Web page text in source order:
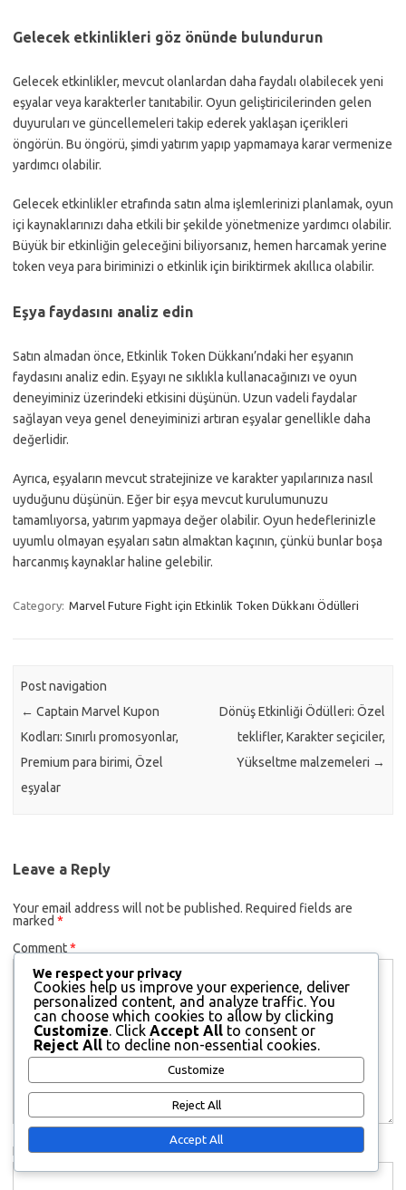
Gelecek etkinlikleri göz önünde bulundurun
Gelecek etkinlikler, mevcut olanlardan daha faydalı olabilecek yeni
eşyalar veya karakterler tanıtabilir. Oyun geliştiricilerinden gelen
duyuruları ve güncellemeleri takip ederek yaklaşan içerikleri
öngörün. Bu öngörü, şimdi yatırım yapıp yapmamaya karar vermenize
yardımcı olabilir.
Gelecek etkinlikler etrafında satın alma işlemlerinizi planlamak, oyun
içi kaynaklarınızı daha etkili bir şekilde yönetmenize yardımcı olabilir.
Büyük bir etkinliğin geleceğini biliyorsanız, hemen harcamak yerine
token veya para biriminizi o etkinlik için biriktirmek akıllıca olabilir.
Eşya faydasını analiz edin
Satın almadan önce, Etkinlik Token Dükkanı’ndaki her eşyanın
faydasını analiz edin. Eşyayı ne sıklıkla kullanacağınızı ve oyun
deneyiminiz üzerindeki etkisini düşünün. Uzun vadeli faydalar
sağlayan veya genel deneyiminizi artıran eşyalar genellikle daha
değerlidir.
Ayrıca, eşyaların mevcut stratejinize ve karakter yapılarınıza nasıl
uyduğunu düşünün. Eğer bir eşya mevcut kurulumunuzu
tamamlıyorsa, yatırım yapmaya değer olabilir. Oyun hedeflerinizle
uyumlu olmayan eşyaları satın almaktan kaçının, çünkü bunlar boşa
harcanmış kaynaklar haline gelebilir.
Category: Marvel Future Fight için Etkinlik Token Dükkanı Ödülleri
Post navigation
← Captain Marvel Kupon
Kodları: Sınırlı promosyonlar,
Premium para birimi, Özel
eşyalar
Dönüş Etkinliği Ödülleri: Özel
teklifler, Karakter seçiciler,
Yükseltme malzemeleri →
Leave a Reply
Your email address will not be published. Required fields are
marked *
Comment*
Name*
We respect your privacy
Cookies help us improve your experience, deliver
personalized content, and analyze traffic. You
can choose which cookies to allow by clicking
Customize. Click Accept All to consent or
Reject All to decline non-essential cookies.
Customize
Reject All
Accept All